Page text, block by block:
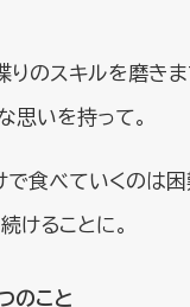
のスキルを磨き
思いを持って。
で食べていくのは
けることに。
のこと